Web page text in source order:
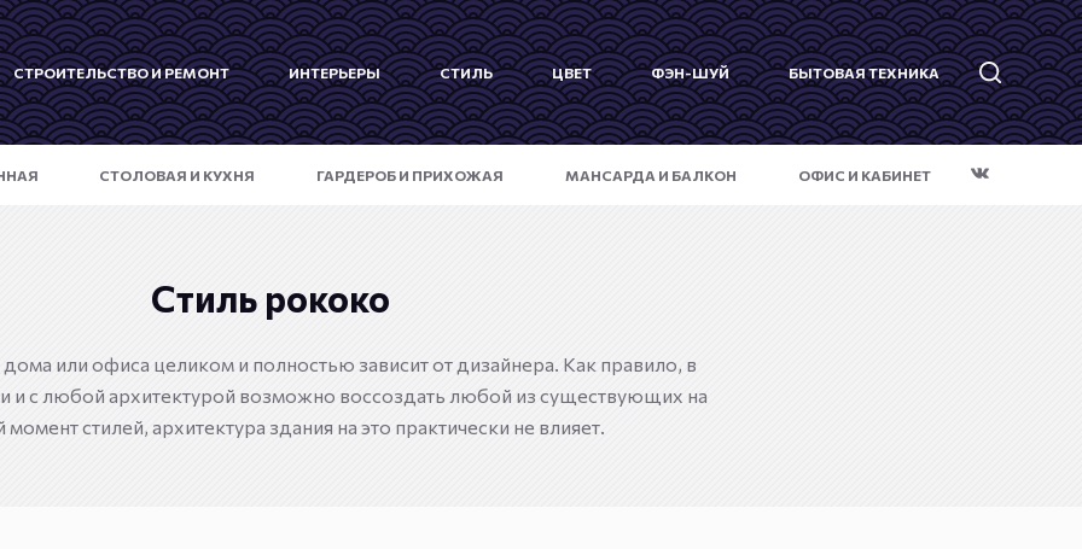
СТРОИТЕЛЬСТВО И РЕМОНТ ИНТЕРЬЕРЫ СТИЛЬ ЦВЕТ ФЭН-ШУЙ БЫТОВАЯ ТЕХНИКА
СТОЛОВАЯ И КУХНЯ ГАРДЕРОБ И ПРИХОЖАЯ МАНСАРДА И БАЛКОН ОФИС И КАБИНЕТ
Стиль рококо
или офиса целиком и полностью зависит от дизайнера. Как правило, в
с любой архитектурой возможно воссоздать любой из существующих на
момент стилей, архитектура здания на это практически не влияет.